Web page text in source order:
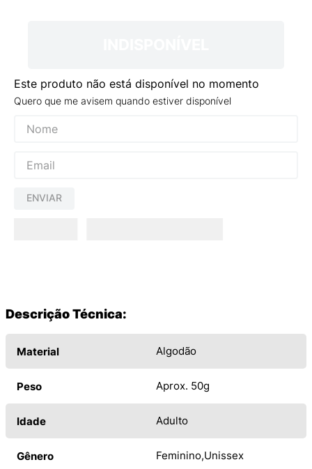
Este produto não está disponível no momento
Quero que me avisem quando estiver disponível
ENVIAR
Descrição Técnica:
Material Algodão
Peso Aprox. 50g
Idade Adulto
Gênero Feminino Unissex